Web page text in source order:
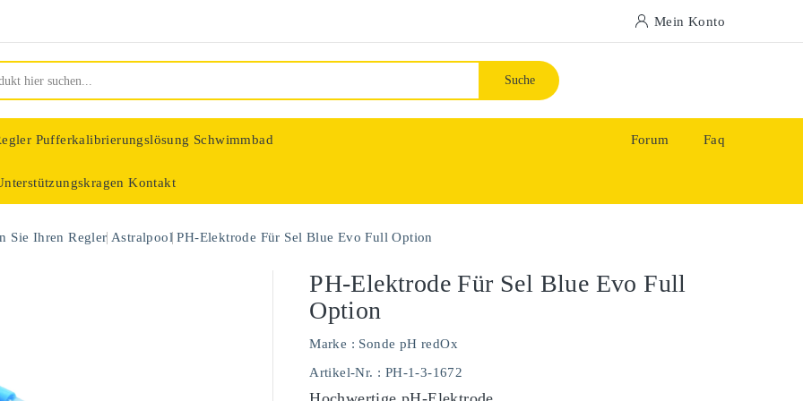
Mein Konto
Suche
Pufferkalibrierungslösung Schwimmbad
Kontakt
Forum Faq
Sie Ihren Regler Astralpool PH-Elektrode Für Sel Blue Evo Full Option
PH-Elektrode Für Sel Blue Evo Full
Option
Marke : Sonde pH redOx
Artikel-Nr. : PH-1-3-1672